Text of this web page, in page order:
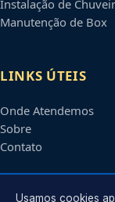
Instalação de
Manutenção de Box
LINKS ÚTEIS
Onde Atendemos
Sobre
Contato
Usamos cookies